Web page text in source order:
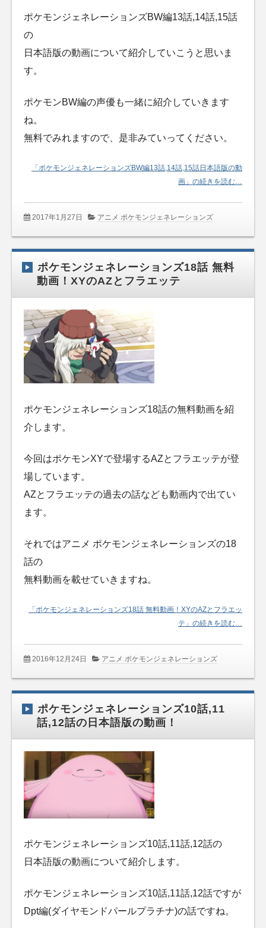
ポケモンジェネレーションズBW編13話,14話,15話
の
日本語版の動画について紹介していこうと思いま
す。
ポケモンBW編の声優も一緒に紹介していきます
ね。
無料でみれますので、是非みていってください。
「ポケモンジェネレーションズBW編13話,14話,15話日本語版の動
画」の続きを読む…
2017年1月27日 アニメ ポケモンジェネレーションズ
ポケモンジェネレーションズ18話 無料
動画！XYのAZとフラエッテ
ポケモンジェネレーションズ18話の無料動画を紹
介します。
今回はポケモンXYで登場するAZとフラエッテが登
場しています。
AZとフラエッテの過去の話なども動画内で出てい
ます。
それではアニメ ポケモンジェネレーションズの18
話の
無料動画を載せていきますね。
「ポケモンジェネレーションズ18話 無料動画！XYのAZとフラエッ
テ」の続きを読む…
2016年12月24日 アニメ ポケモンジェネレーションズ
ポケモンジェネレーションズ10話,11
話,12話の日本語版の動画！
ポケモンジェネレーションズ10話,11話,12話の
日本語版の動画について紹介します。
ポケモンジェネレーションズ10話,11話,12話ですが
Dpt編(ダイヤモンドパールプラチナ)の話ですね。